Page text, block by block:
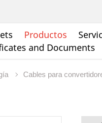
Productos
and Documents
Cables para